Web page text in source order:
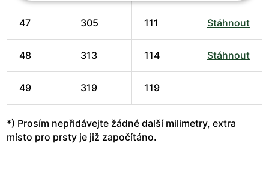
47 305 111 Stáhnout
48 313 114 Stáhnout
49 319 119
*) Prosím nepřidávejte žádné další milimetry, extra
místo pro prsty je již započítáno.